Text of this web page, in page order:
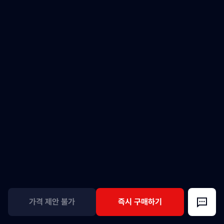
가격 제안 불가 즉시 구매하기